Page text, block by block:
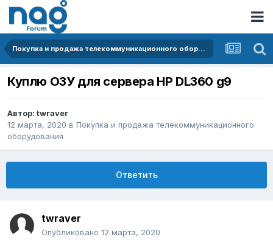
Покупка и продажа телекоммуникационного оборудования
Куплю ОЗУ для сервера HP DL360 g9
Автор: twraver
12 марта, 2020 в Покупка и продажа телекоммуникационного
оборудования
Ответить
twraver
Опубликовано 12 марта, 2020